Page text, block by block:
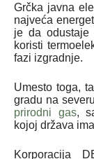
Grčka javna
najveća
je da odustaje
koristi
fazi izgradnje.
Umesto toga,
gradu na
prirodni gas,
kojoj država
Korporacija